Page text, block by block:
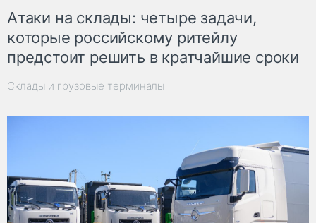
Атаки на склады: четыре задачи,
которые российскому ритейлу
предстоит решить в кратчайшие сроки
Склады и грузовые терминалы